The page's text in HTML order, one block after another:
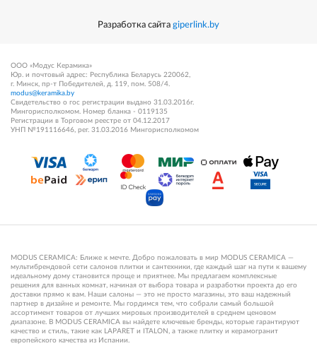
Разработка сайта giperlink.by
ООО «Модус Керамика»
Юр. и почтовый адрес: Республика Беларусь 220062,
г. Минск, пр-т Победителей, д. 119, пом. 508/4.
modus@keramika.by
Свидетельство о гос регистрации выдано 31.03.2016г.
Мингорисполкомом. Номер бланка - 0119135
Регистрации в Торговом реестре от 04.12.2017
УНП №191116646, рег. 31.03.2016 Мингорисполкомом
MODUS CERAMICA: Ближе к мечте. Добро пожаловать в мир MODUS CERAMICA —
мультибрендовой сети салонов плитки и сантехники, где каждый шаг на пути к вашему
идеальному дому становится проще и приятнее. Мы предлагаем комплексные
решения для ванных комнат, начиная от выбора товара и разработки проекта до его
доставки прямо к вам. Наши салоны — это не просто магазины, это ваш надежный
партнер в дизайне и ремонте. Мы гордимся тем, что собрали самый большой
ассортимент товаров от лучших мировых производителей в среднем ценовом
диапазоне. В MODUS CERAMICA вы найдете ключевые бренды, которые гарантируют
качество и стиль, такие как LAPARET и ITALON, а также плитку и керамогранит
европейского качества из Испании.